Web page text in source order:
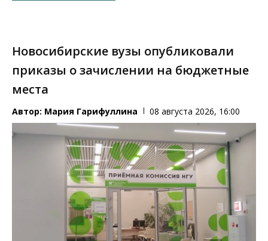
Новосибирские вузы опубликовали
приказы о зачислении на бюджетные
места
Автор: Мария Гарифуллина 08 августа 2026, 16:00